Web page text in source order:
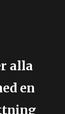
alla
en